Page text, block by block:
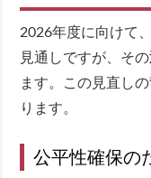
2026年度に向けて
見通しですが、その
ます。この見直しの
ります。
公平性確保の